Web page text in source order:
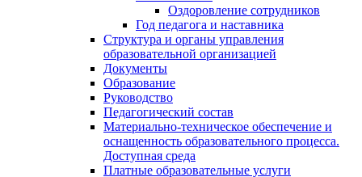
Оздоровление сотрудников
Год педагога и наставника
Структура и органы управления
образовательной организацией
Документы
Образование
Руководство
Педагогический состав
Материально-техническое обеспечение и
оснащенность образовательного процесса.
Доступная среда
Платные образовательные услуги